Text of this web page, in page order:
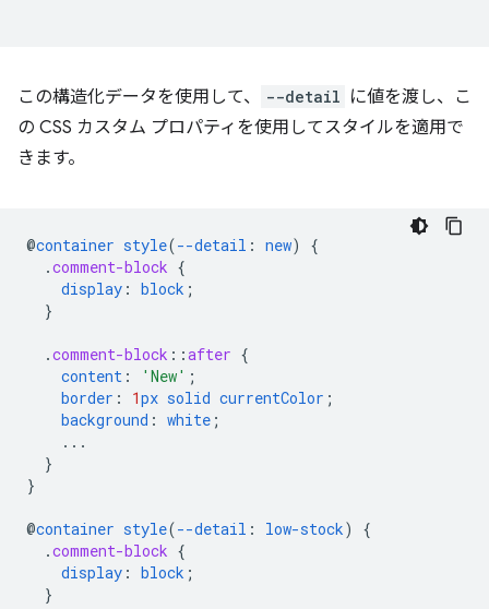
この構造化データを使用して、 --detail に値を渡し、こ
の CSS カスタム プロパティを使用してスタイルを適用で
きます。
@container style(--detail : new)
{
.comment-block {
display : block ;
}
.comment-block ::after {
content : 'New' ;
border : 1px solid currentColor ;
background : white ;
...
}
}
@container style(--detail : low-stock)
{
.comment-block {
display : block ;
}